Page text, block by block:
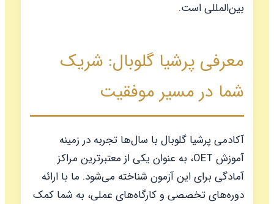
بین‌المللی است.
معرفی پرشیا گلوبال: شریک
شما در مسیر موفقیت
آکادمی پرشیا گلوبال با سال‌ها تجربه در زمینه
آموزش OET، به عنوان یکی از معتبرترین مراکز
آمادگی برای این آزمون شناخته می‌شود. ما با ارائه
دوره‌های تخصصی و کارگاه‌های عملی، به شما کمک